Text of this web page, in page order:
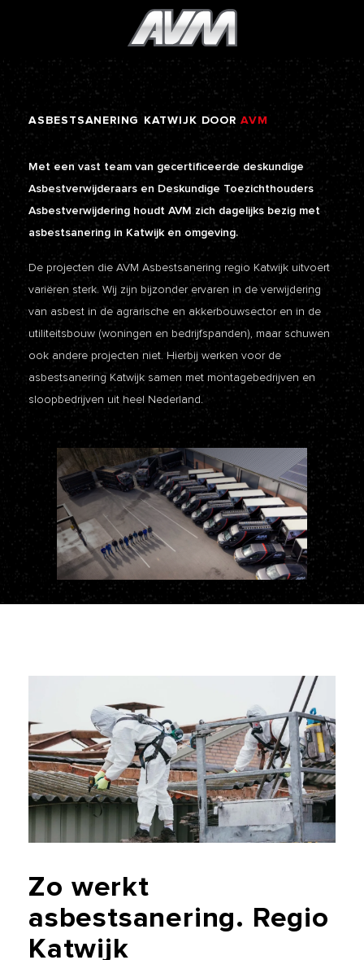
ASBESTSANERING KATWIJK DOOR AVM
Met een vast team van gecertificeerde deskundige
Asbestverwijderaars en Deskundige Toezichthouders
Asbestverwijdering houdt AVM zich dagelijks bezig met
asbestsanering in Katwijk en omgeving.
De projecten die AVM Asbestsanering regio Katwijk uitvoert
variëren sterk. Wij zijn bijzonder ervaren in de verwijdering
van asbest in de agrarische en akkerbouwsector en in de
utiliteitsbouw (woningen en bedrijfspanden), maar schuwen
ook andere projecten niet. Hierbij werken voor de
asbestsanering Katwijk samen met montagebedrijven en
sloopbedrijven uit heel Nederland.
Zo werkt
asbestsanering. Regio
Katwijk